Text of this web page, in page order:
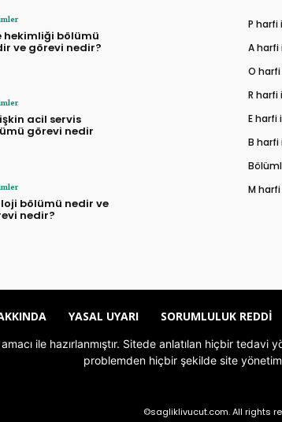
hekimliği bölümü
ve görevi nedir?
acil servis
görevi nedir
bölümü nedir ve
nedir?
P harfi
A harfi
O
R
E harfi
B harfi
M
YASAL UYARI SORUMLULUK REDDI
ile hazırlanmıştır. Sitede anlatılan hiçbir
problemden hiçbir şekilde site
©sagliklivucut.com. All rights